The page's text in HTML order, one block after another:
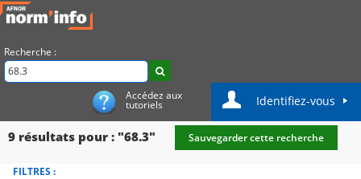
Recherche :
Accédez aux
tutoriels Identifiez-vous
9 résultats pour : "68.3" Sauvegarder cette recherche
FILTRES :